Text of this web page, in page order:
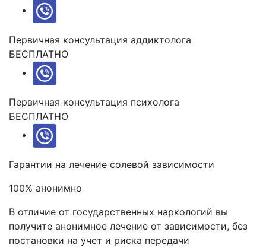
Первичная консультация аддиктолога
БЕСПЛАТНО
Первичная консультация психолога
БЕСПЛАТНО
Гарантии на лечение солевой зависимости
100% анонимно
В отличие от государственных наркологий вы
получите анонимное лечение от зависимости, без
постановки на учет и риска передачи